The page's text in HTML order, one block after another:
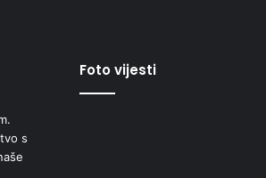
s
Foto vijesti